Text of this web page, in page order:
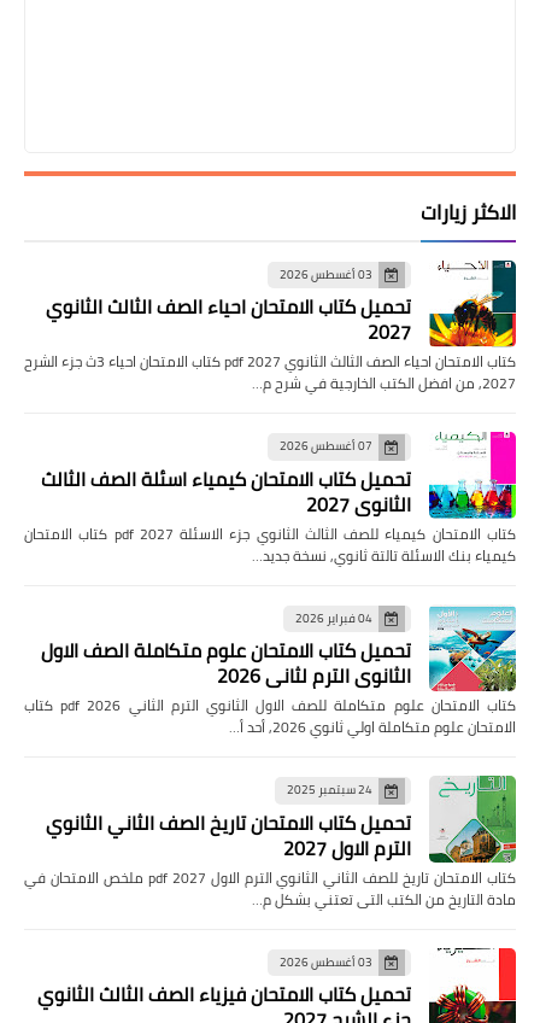
الاكثر زيارات
03 أغسطس 2026
تحميل كتاب الامتحان احياء الصف الثالث الثانوي
2027
كتاب الامتحان احياء الصف الثالث الثانوي pdf 2027 كتاب الامتحان احياء 3ث جزء الشرح
2027, من افضل الكتب الخارجية في شرح م…
07 أغسطس 2026
تحميل كتاب الامتحان كيمياء اسئلة الصف الثالث
الثانوي 2027
كتاب الامتحان كيمياء للصف الثالث الثانوي جزء الاسئلة pdf 2027 كتاب الامتحان
كيمياء بنك الاسئلة تالتة ثانوي, نسخة جديد…
04 فبراير 2026
تحميل كتاب الامتحان علوم متكاملة الصف الاول
الثانوي الترم لثاني 2026
كتاب الامتحان علوم متكاملة للصف الاول الثانوي الترم الثاني pdf 2026 كتاب
الامتحان علوم متكاملة اولي ثانوي 2026, أحد أ…
24 سبتمبر 2025
تحميل كتاب الامتحان تاريخ الصف الثاني الثانوي
الترم الاول 2027
كتاب الامتحان تاريخ للصف الثاني الثانوي الترم الاول pdf 2027 ملخص الامتحان في
مادة التاريخ من الكتب التى تعتني بشكل م…
03 أغسطس 2026
تحميل كتاب الامتحان فيزياء الصف الثالث الثانوي